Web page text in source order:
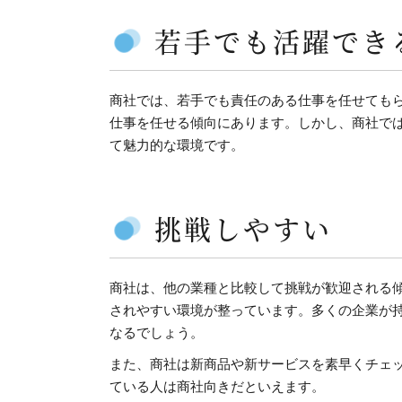
若手でも活躍でき
商社では、若手でも責任のある仕事を任せても
仕事を任せる傾向にあります。しかし、商社で
て魅力的な環境です。
挑戦しやすい
商社は、他の業種と比較して挑戦が歓迎される
されやすい環境が整っています。多くの企業
なるでしょう。
また、商社は新商品や新サービスを素早くチ
ている人は商社向きだといえます。